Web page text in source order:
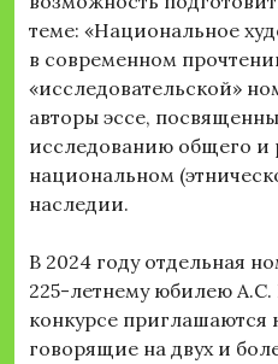
теме: «Национальное
в современном
«исследовательской»
авторы эссе,
исследованию общего и
национальном
наследии.
В 2024 году отдельная
225-летнему юбилею А.С.
конкурсе
говорящие на двух и